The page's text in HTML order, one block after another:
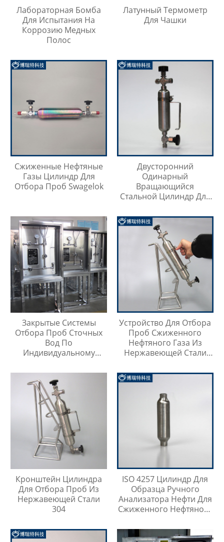
Лабораторная Бомба
Для Испытания На
Коррозию Медных
Полос
Латунный Термометр
Для Чашки
Сжиженные Нефтяные
Газы Цилиндр Для
Отбора Проб Swagelok
Двусторонний
Одинарный
Вращающийся
Стальной Цилиндр Для
Закрытые Системы
Отбора Проб Сточных
Вод По
Индивидуальному
Устройство Для Отбора
Проб Сжиженного
Нефтяного Газа Из
Нержавеющей Стали
Кронштейн Цилиндра
Для Отбора Проб Из
Нержавеющей Стали
304
ISO 4257 Цилиндр Для
Образца Ручного
Анализатора Нефти Для
Сжиженного Нефтяного